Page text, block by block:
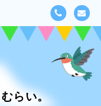
らい。